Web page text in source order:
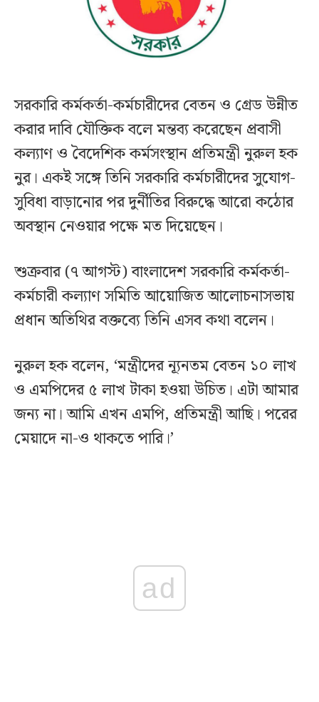
সরকারি কর্মকর্তা-কর্মচারীদের বেতন ও গ্রেড উন্নীত
করার দাবি যৌক্তিক বলে মন্তব্য করেছেন প্রবাসী
কল্যাণ ও বৈদেশিক কর্মসংস্থান প্রতিমন্ত্রী নুরুল হক
নুর। একই সঙ্গে তিনি সরকারি কর্মচারীদের সুযোগ-
সুবিধা বাড়ানোর পর দুর্নীতির বিরুদ্ধে আরো কঠোর
অবস্থান নেওয়ার পক্ষে মত দিয়েছেন।
শুক্রবার (৭ আগস্ট) বাংলাদেশ সরকারি কর্মকর্তা-
কর্মচারী কল্যাণ সমিতি আয়োজিত আলোচনাসভায়
প্রধান অতিথির বক্তব্যে তিনি এসব কথা বলেন।
নুরুল হক বলেন, ‘মন্ত্রীদের ন্যূনতম বেতন ১০ লাখ
ও এমপিদের ৫ লাখ টাকা হওয়া উচিত। এটা আমার
জন্য না। আমি এখন এমপি, প্রতিমন্ত্রী আছি। পরের
মেয়াদে না-ও থাকতে পারি।’
ad